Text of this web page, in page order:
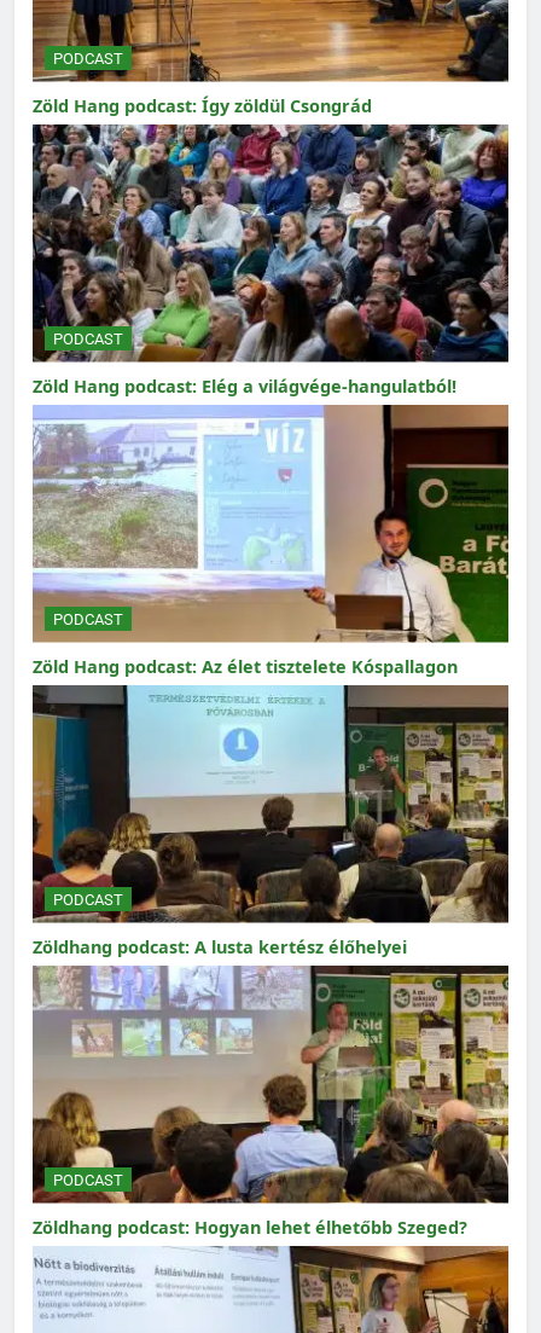
PODCAST
Zöld Hang podcast: Így zöldül Csongrád
PODCAST
Zöld Hang podcast: Elég a világvége-hangulatból!
PODCAST
Zöld Hang podcast: Az élet tisztelete Kóspallagon
PODCAST
Zöldhang podcast: A lusta kertész élőhelyei
PODCAST
Zöldhang podcast: Hogyan lehet élhetőbb Szeged?